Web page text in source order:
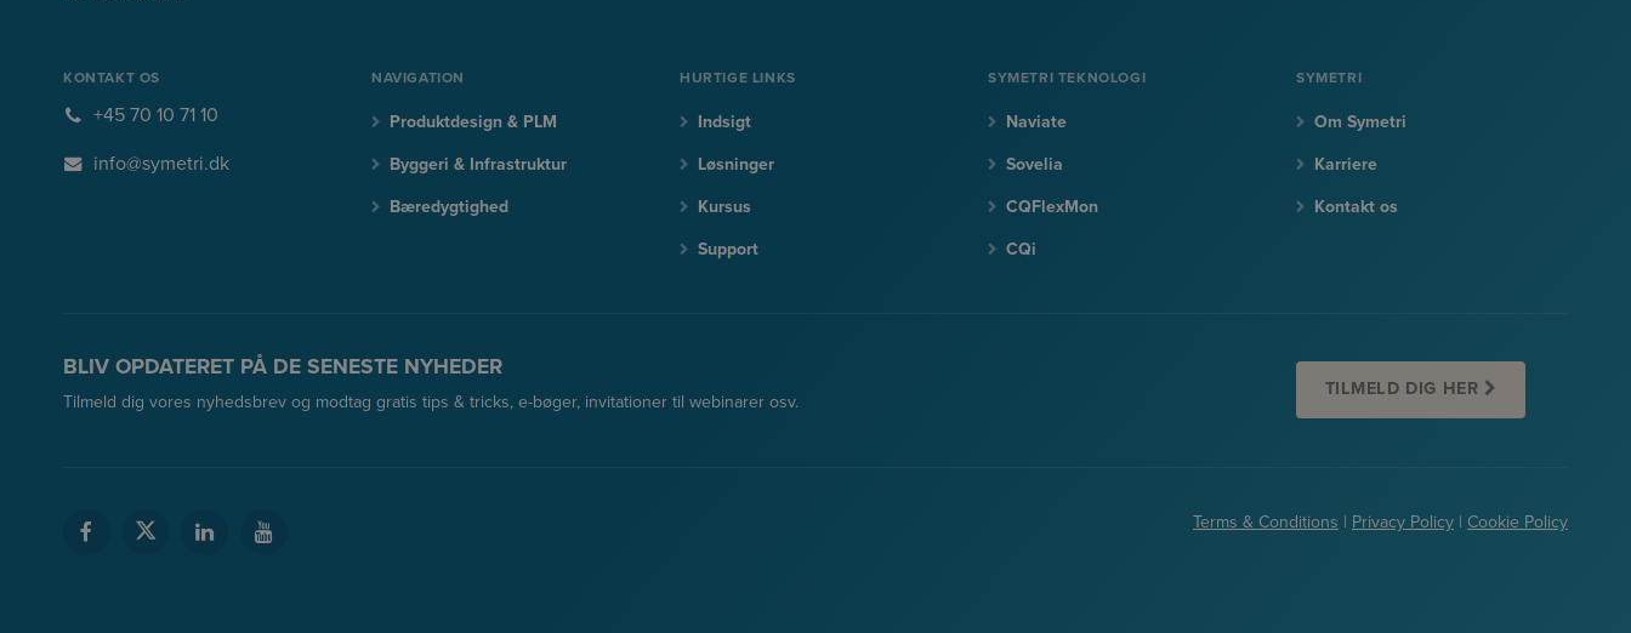
KONTAKT OS
+45 70 10 71 10
info@symetri.dk
NAVIGATION
Produktdesign & PLM
Byggeri & Infrastruktur
Bæredygtighed
HURTIGE LINKS
Indsigt
Løsninger
Kursus
Support
SYMETRI TEKNOLOGI
Naviate
Sovelia
CQFlexMon
CQi
SYMETRI
Om Symetri
Karriere
Kontakt os
BLIV OPDATERET PÅ DE SENESTE NYHEDER
Tilmeld dig vores nyhedsbrev og modtag gratis tips & tricks, e-bøger, invitationer til webinarer osv.
TILMELD DIG HER
Terms & Conditions | Privacy Policy | Cookie Policy